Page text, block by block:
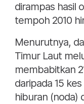
dirampas hasil
tempoh 2010
Menurutnya,
Timur Laut
membabitkan
daripada 15
hiburan (noda)